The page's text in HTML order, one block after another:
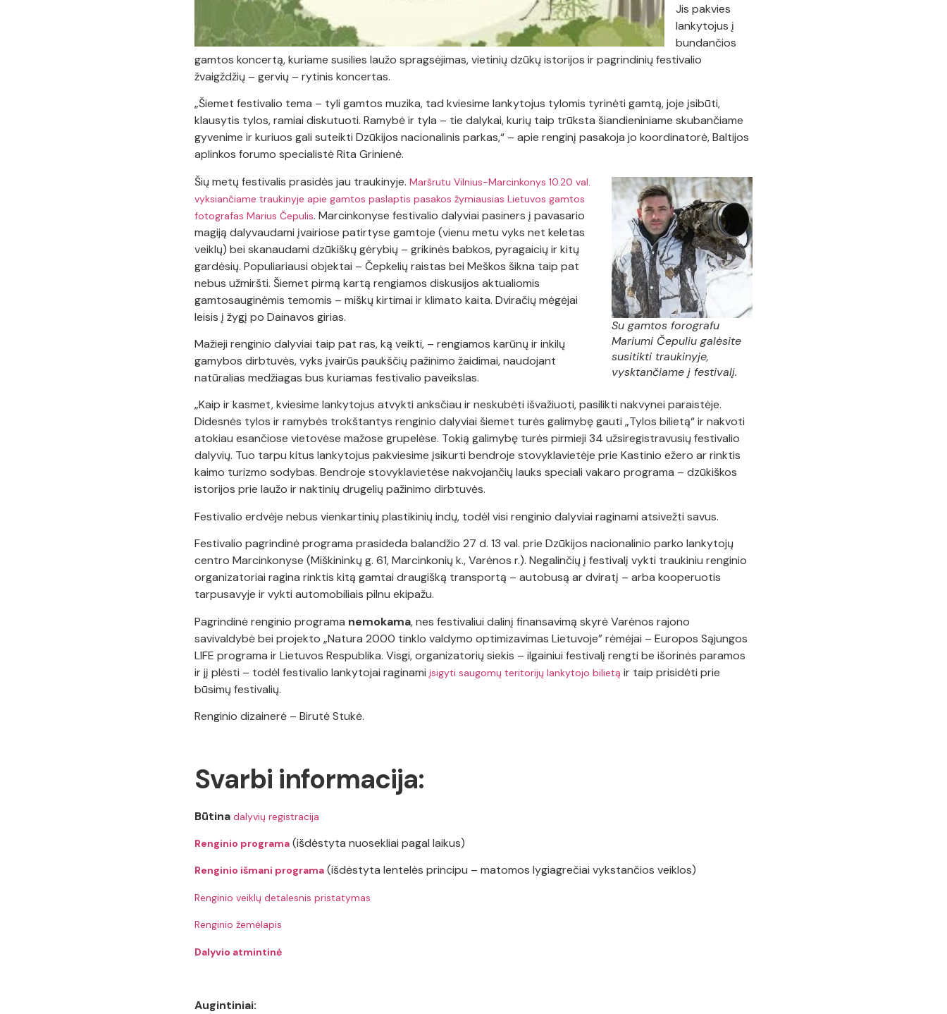
Jis pakvies
lankytojus į
bundančios
gamtos koncertą, kuriame susilies laužo spragsėjimas, vietinių dzūkų istorijos ir pagrindinių festivalio
žvaigždžių – gervių – rytinis koncertas.
„Šiemet festivalio tema – tyli gamtos muzika, tad kviesime lankytojus tylomis tyrinėti gamtą, joje įsibūti,
klausytis tylos, ramiai diskutuoti. Ramybė ir tyla – tie dalykai, kurių taip trūksta šiandieniniame skubančiame
gyvenime ir kuriuos gali suteikti Dzūkijos nacionalinis parkas,“ – apie renginį pasakoja jo koordinatorė, Baltijos
aplinkos forumo specialistė Rita Grinienė.
Su gamtos forografu
Mariumi Čepuliu galėsite
susitikti traukinyje,
vysktančiame į festivalį.
Šių metų festivalis prasidės jau traukinyje. Maršrutu Vilnius-Marcinkonys 10.20 val.
vyksiančiame traukinyje apie gamtos paslaptis pasakos žymiausias Lietuvos gamtos
fotografas Marius Čepulis. Marcinkonyse festivalio dalyviai pasiners į pavasario
magiją dalyvaudami įvairiose patirtyse gamtoje (vienu metu vyks net keletas
veiklų) bei skanaudami dzūkiškų gėrybių – grikinės babkos, pyragaicių ir kitų
gardėsių. Populiariausi objektai – Čepkelių raistas bei Meškos šikna taip pat
nebus užmiršti. Šiemet pirmą kartą rengiamos diskusijos aktualiomis
gamtosauginėmis temomis – miškų kirtimai ir klimato kaita. Dviračių mėgėjai
leisis į žygį po Dainavos girias.
Mažieji renginio dalyviai taip pat ras, ką veikti, – rengiamos karūnų ir inkilų
gamybos dirbtuvės, vyks įvairūs paukščių pažinimo žaidimai, naudojant
natūralias medžiagas bus kuriamas festivalio paveikslas.
„Kaip ir kasmet, kviesime lankytojus atvykti anksčiau ir neskubėti išvažiuoti, pasilikti nakvynei paraistėje.
Didesnės tylos ir ramybės trokštantys renginio dalyviai šiemet turės galimybę gauti „Tylos bilietą“ ir nakvoti
atokiau esančiose vietovėse mažose grupelėse. Tokią galimybę turės pirmieji 34 užsiregistravusių festivalio
dalyvių. Tuo tarpu kitus lankytojus pakviesime įsikurti bendroje stovyklavietėje prie Kastinio ežero ar rinktis
kaimo turizmo sodybas. Bendroje stovyklavietėse nakvojančių lauks speciali vakaro programa – dzūkiškos
istorijos prie laužo ir naktinių drugelių pažinimo dirbtuvės.
Festivalio erdvėje nebus vienkartinių plastikinių indų, todėl visi renginio dalyviai raginami atsivežti savus.
Festivalio pagrindinė programa prasideda balandžio 27 d. 13 val. prie Dzūkijos nacionalinio parko lankytojų
centro Marcinkonyse (Miškininkų g. 61, Marcinkonių k., Varėnos r.). Negalinčių į festivalį vykti traukiniu renginio
organizatoriai ragina rinktis kitą gamtai draugišką transportą – autobusą ar dviratį – arba kooperuotis
tarpusavyje ir vykti automobiliais pilnu ekipažu.
Pagrindinė renginio programa nemokama, nes festivaliui dalinį finansavimą skyrė Varėnos rajono
savivaldybė bei projekto „Natura 2000 tinklo valdymo optimizavimas Lietuvoje” rėmėjai – Europos Sąjungos
LIFE programa ir Lietuvos Respublika. Visgi, organizatorių siekis – ilgainiui festivalį rengti be išorinės paramos
ir jį plėsti – todėl festivalio lankytojai raginami įsigyti saugomų teritorijų lankytojo bilietą ir taip prisidėti prie
būsimų festivalių.
Renginio dizainerė – Birutė Stukė.
Svarbi informacija:
Būtina dalyvių registracija
Renginio programa (išdėstyta nuosekliai pagal laikus)
Renginio išmani programa (išdėstyta lentelės principu – matomos lygiagrečiai vykstančios veiklos)
Renginio veiklų detalesnis pristatymas
Renginio žemėlapis
Dalyvio atmintinė
Augintiniai: